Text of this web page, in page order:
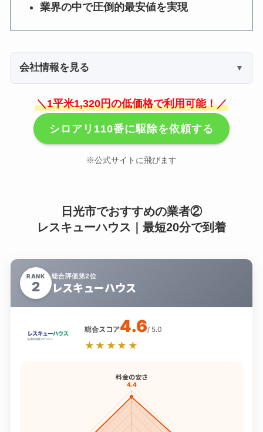
業界の中で圧倒的最安値を実現
会社情報を見る
＼1平米1,320円の低価格で利用可能！／
シロアリ110番に駆除を依頼する
※公式サイトに飛びます
日光市でおすすめの業者②
レスキューハウス｜最短20分で到着
RANK
2
総合評価第2位
レスキューハウス
総合スコア4.6/ 5.0
★★★★★
料金の安さ
4.4